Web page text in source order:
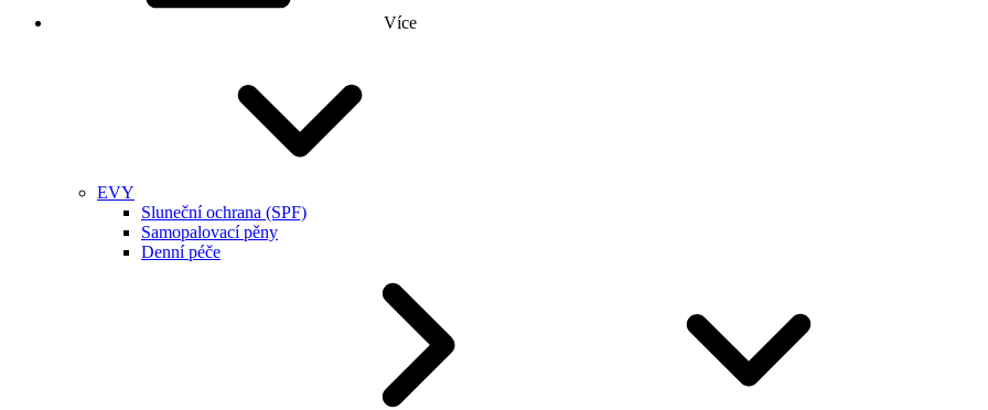
Více
EVY
Sluneční ochrana (SPF)
Samopalovací pěny
Denní péče